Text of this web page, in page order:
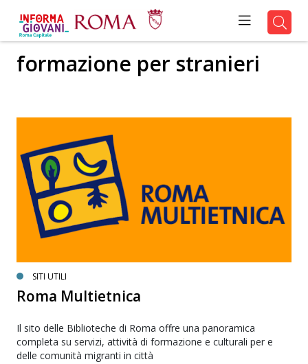
formazione per stranieri
SITI UTILI
Roma Multietnica
Il sito delle Biblioteche di Roma offre una panoramica
completa su servizi, attività di formazione e culturali per e
delle comunità migranti in città